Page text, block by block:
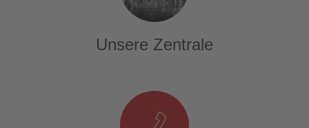
Unsere Zentrale